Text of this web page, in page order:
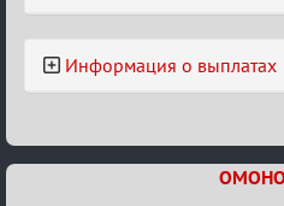
Информация о выплатах